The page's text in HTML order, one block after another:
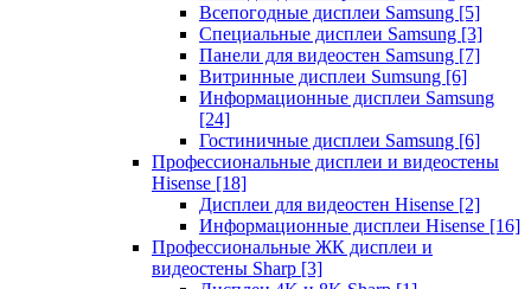
Всепогодные дисплеи Samsung [5]
Специальные дисплеи Samsung [3]
Панели для видеостен Samsung [7]
Витринные дисплеи Sumsung [6]
Информационные дисплеи Samsung
[24]
Гостиничные дисплеи Samsung [6]
Профессиональные дисплеи и видеостены
Hisense [18]
Дисплеи для видеостен Hisense [2]
Информационные дисплеи Hisense [16]
Профессиональные ЖК дисплеи и
видеостены Sharp [3]